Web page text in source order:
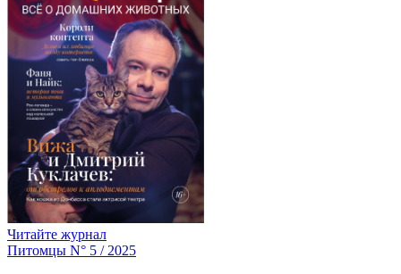
Читайте журнал
Питомцы N° 5 / 2025